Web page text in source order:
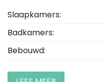
Slaapkamers:
Badkamers:
Bebouwd: